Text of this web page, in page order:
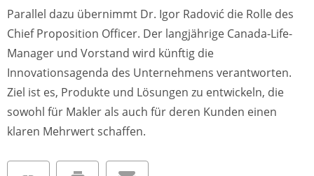
Parallel dazu übernimmt Dr. Igor Radović die Rolle des
Chief Proposition Officer. Der langjährige Canada-Life-
Manager und Vorstand wird künftig die
Innovationsagenda des Unternehmens verantworten.
Ziel ist es, Produkte und Lösungen zu entwickeln, die
sowohl für Makler als auch für deren Kunden einen
klaren Mehrwert schaffen.